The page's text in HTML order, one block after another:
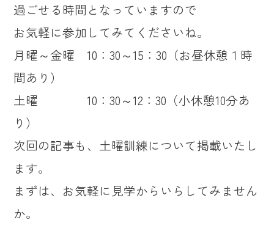
過ごせる時間となっていますので
お気軽に参加してみてくださいね。
月曜～金曜 10：30～15：30（お昼休憩１時
間あり）
土曜 10：30～12：30（小休憩10分あ
り）
次回の記事も、土曜訓練について掲載いたし
ます。
まずは、お気軽に見学からいらしてみません
か。